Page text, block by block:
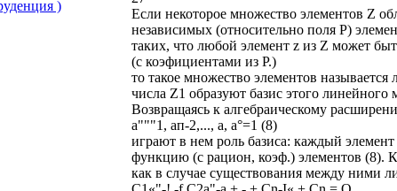
)
Если некоторое множество элементов Z
независимых (относительно поля P)
таких, что любой элемент z из Z может
(с коэфициентами из Р.)
то такое множество элементов
числа Z1 образуют базис этого линейного
Возвращаясь к алгебраическому
а"""1, ап-2,..., а, а°=1 (8)
играют в нем роль базиса: каждый
функцию (с рацион, коэф.) элементов (8).
как в случае существования между ними